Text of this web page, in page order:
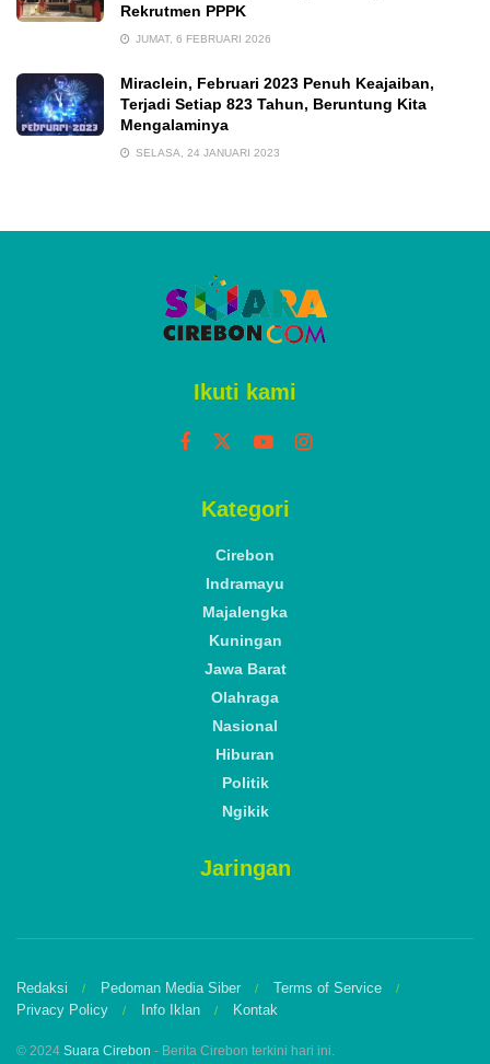
Rekrutmen PPPK
JUMAT, 6 FEBRUARI 2026
Miraclein, Februari 2023 Penuh Keajaiban,
Terjadi Setiap 823 Tahun, Beruntung Kita
Mengalaminya
SELASA, 24 JANUARI 2023
Ikuti kami
Kategori
Cirebon
Indramayu
Majalengka
Kuningan
Jawa Barat
Olahraga
Nasional
Hiburan
Politik
Ngikik
Jaringan
Redaksi Pedoman Media Siber
Terms of Service
Privacy Policy
Info Iklan Kontak
© 2024 Suara Cirebon - Berita Cirebon terkini hari ini.